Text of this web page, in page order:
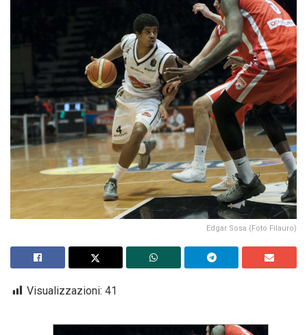
Edgar Sosa (Foto Filauro)
Visualizzazioni: 41